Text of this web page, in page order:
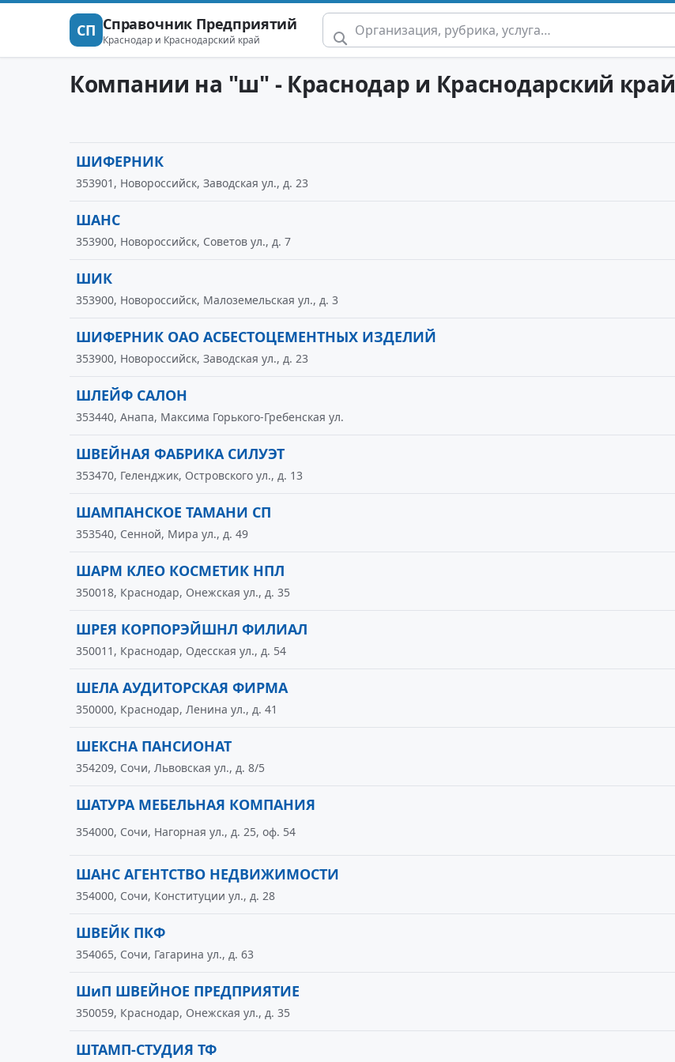
СП Справочник Предприятий
Краснодар и Краснодарский край
Компании на "ш" - Краснодар и Краснодарский край
ШИФЕРНИК
353901, Новороссийск, Заводская ул., д. 23
ШАНС
353900, Новороссийск, Советов ул., д. 7
ШИК
353900, Новороссийск, Малоземельская ул., д. 3
ШИФЕРНИК ОАО АСБЕСТОЦЕМЕНТНЫХ ИЗДЕЛИЙ
353900, Новороссийск, Заводская ул., д. 23
ШЛЕЙФ САЛОН
353440, Анапа, Максима Горького-Гребенская ул.
ШВЕЙНАЯ ФАБРИКА СИЛУЭТ
353470, Геленджик, Островского ул., д. 13
ШАМПАНСКОЕ ТАМАНИ СП
353540, Сенной, Мира ул., д. 49
ШАРМ КЛЕО КОСМЕТИК НПЛ
350018, Краснодар, Онежская ул., д. 35
ШРЕЯ КОРПОРЭЙШНЛ ФИЛИАЛ
350011, Краснодар, Одесская ул., д. 54
ШЕЛА АУДИТОРСКАЯ ФИРМА
350000, Краснодар, Ленина ул., д. 41
ШЕКСНА ПАНСИОНАТ
354209, Сочи, Львовская ул., д. 8/5
ШАТУРА МЕБЕЛЬНАЯ КОМПАНИЯ
354000, Сочи, Нагорная ул., д. 25, оф. 54
ШАНС АГЕНТСТВО НЕДВИЖИМОСТИ
354000, Сочи, Конституции ул., д. 28
ШВЕЙК ПКФ
354065, Сочи, Гагарина ул., д. 63
ШиП ШВЕЙНОЕ ПРЕДПРИЯТИЕ
350059, Краснодар, Онежская ул., д. 35
ШТАМП-СТУДИЯ ТФ